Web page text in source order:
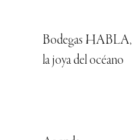
Bodegas HABLA,
la joya del océano